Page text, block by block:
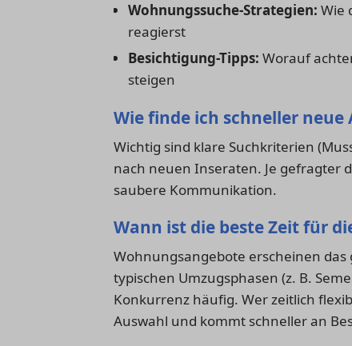
Wohnungssuche-Strategien: Wie
reagierst
Besichtigung-Tipps: Worauf
steigen
Wie finde ich schneller neue
Wichtig sind klare Suchkriterien
nach neuen Inseraten. Je gefragter
saubere Kommunikation.
Wann ist die beste Zeit für
Wohnungsangebote erscheinen das
typischen Umzugsphasen (z. B.
Konkurrenz häufig. Wer zeitlich
Auswahl und kommt schneller an